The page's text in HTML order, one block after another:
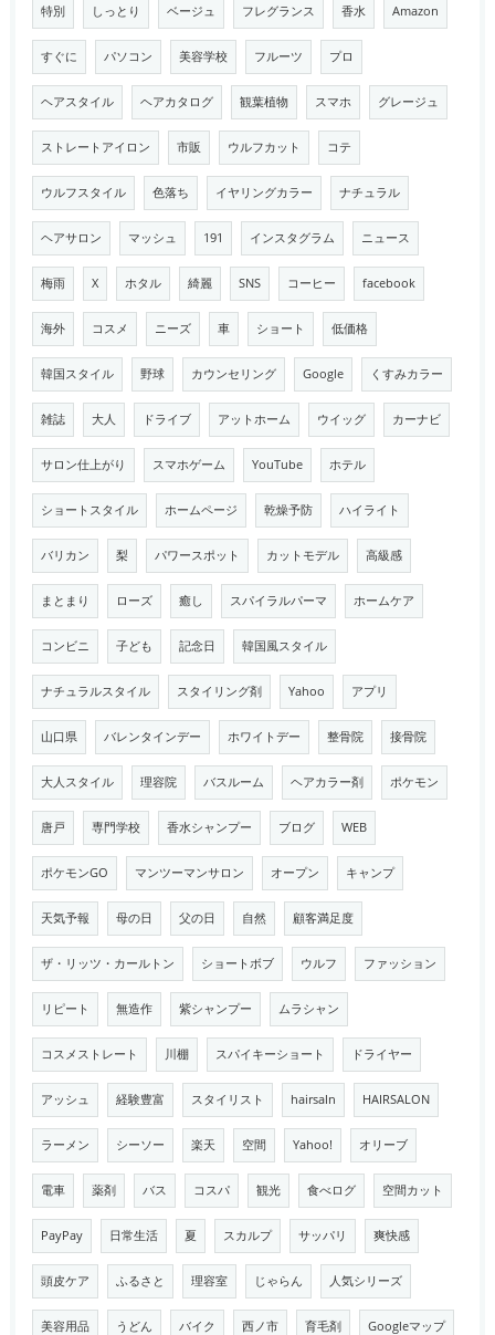
特別 しっとり ベージュ フレグランス 香水 Amazon
すぐに パソコン 美容学校 フルーツ プロ
ヘアスタイル ヘアカタログ 観葉植物 スマホ グレージュ
ストレートアイロン 市販 ウルフカット コテ
ウルフスタイル 色落ち イヤリングカラー ナチュラル
ヘアサロン マッシュ 191 インスタグラム ニュース
梅雨 X ホタル 綺麗 SNS コーヒー facebook
海外 コスメ ニーズ 車 ショート 低価格
韓国スタイル 野球 カウンセリング Google くすみカラー
雑誌 大人 ドライブ アットホーム ウイッグ カーナビ
サロン仕上がり スマホゲーム YouTube ホテル
ショートスタイル ホームページ 乾燥予防 ハイライト
バリカン 梨 パワースポット カットモデル 高級感
まとまり ローズ 癒し スパイラルパーマ ホームケア
コンビニ 子ども 記念日 韓国風スタイル
ナチュラルスタイル スタイリング剤 Yahoo アプリ
山口県 バレンタインデー ホワイトデー 整骨院 接骨院
大人スタイル 理容院 バスルーム ヘアカラー剤 ポケモン
唐戸 専門学校 香水シャンプー ブログ WEB
ポケモンGO マンツーマンサロン オープン キャンプ
天気予報 母の日 父の日 自然 顧客満足度
ザ・リッツ・カールトン ショートボブ ウルフ ファッション
リピート 無造作 紫シャンプー ムラシャン
コスメストレート 川棚 スパイキーショート ドライヤー
アッシュ 経験豊富 スタイリスト hairsaln HAIRSALON
ラーメン シーソー 楽天 空間 Yahoo! オリーブ
電車 薬剤 バス コスパ 観光 食べログ 空間カット
PayPay 日常生活 夏 スカルプ サッパリ 爽快感
頭皮ケア ふるさと 理容室 じゃらん 人気シリーズ
美容用品 うどん バイク 西ノ市 育毛剤 Googleマップ